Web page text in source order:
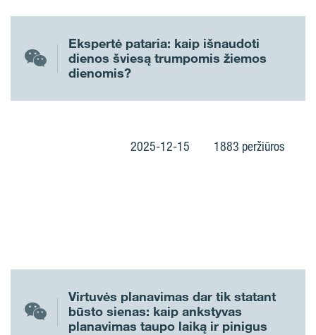
Ekspertė pataria: kaip išnaudoti
dienos šviesą trumpomis žiemos
dienomis?
2025-12-15 1883 peržiūros
Virtuvės planavimas dar tik statant
būsto sienas: kaip ankstyvas
planavimas taupo laiką ir pinigus